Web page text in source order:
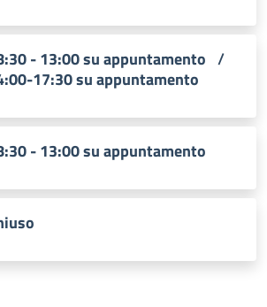
- 13:00 su appuntamento /
17:30 su appuntamento
- 13:00 su appuntamento